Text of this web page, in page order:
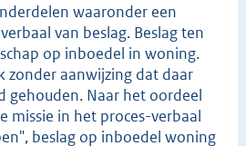
waaronder een
van beslag. Beslag ten
op inboedel in woning.
zonder aanwijzing dat daar
gehouden. Naar het oordeel
missie in het proces-verbaal
beslag op inboedel woning